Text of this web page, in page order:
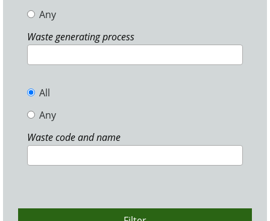
Any
Waste generating process
All
Any
Waste code and name